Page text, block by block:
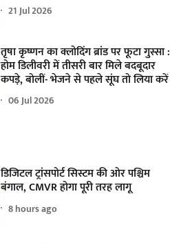
21 Jul 2026
तृषा कृष्णन का क्लोदिंग ब्रांड पर फूटा गुस्सा :
होम डिलीवरी में तीसरी बार मिले बदबूदार
कपड़े, बोलीं- भेजने से पहले सूंघ तो लिया करें
06 Jul 2026
डिजिटल ट्रांसपोर्ट सिस्टम की ओर पश्चिम
बंगाल, CMVR होगा पूरी तरह लागू
8 hours ago